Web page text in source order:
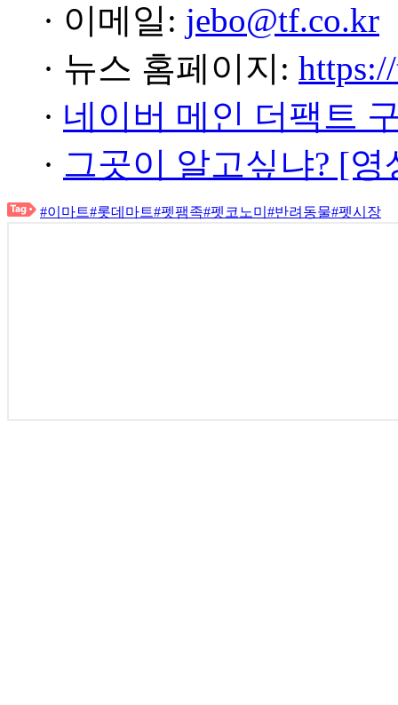
· 이메일: jebo@tf.co.kr
· 뉴스 홈페이지:
· 네이버 메인 더팩트
· 그곳이 알고싶냐? [
#이마트#롯데마트#펫팸족#펫코노미 #반려동물#펫시장